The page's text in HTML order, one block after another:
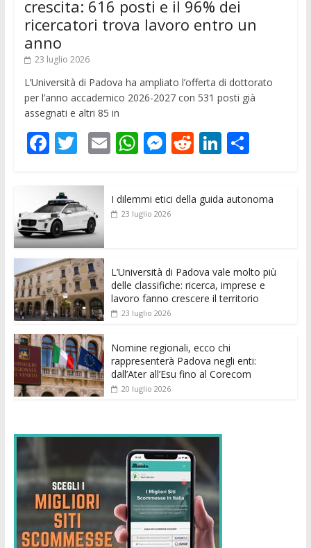
crescita: 616 posti e il 96% dei
ricercatori trova lavoro entro un
anno
23 luglio 2026
L’Università di Padova ha ampliato l’offerta di dottorato
per l’anno accademico 2026-2027 con 531 posti già
assegnati e altri 85 in
F
e
b
o
o
k
T
itt
er
E
ai
l
W
s
p
M
ss
e
er
R
di
Li
e
C
di
I dilemmi etici della guida autonoma
23 luglio 2026
L’Università di Padova vale molto più
delle classifiche: ricerca, imprese e
lavoro fanno crescere il territorio
23 luglio 2026
Nomine regionali, ecco chi
rappresenterà Padova negli enti:
dall’Ater all’Esu fino al Corecom
20 luglio 2026